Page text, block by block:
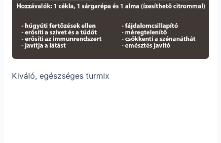
Kiváló, egészséges turmix